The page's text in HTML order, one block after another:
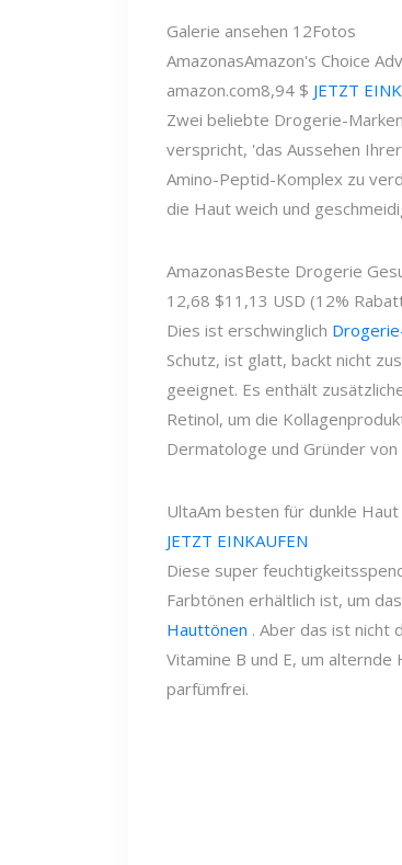
Galerie ansehen 12Fotos
AmazonasAmazon's Choice
amazon.com8,94 $ JETZT
Zwei beliebte Drogerie-
verspricht, 'das Aussehen
Amino-Peptid-Komplex zu
die Haut weich und
AmazonasBeste Drogerie
12,68 $11,13 USD (12%
Dies ist erschwinglich
Schutz, ist glatt, backt nicht
geeignet. Es enthält
Retinol, um die
Dermatologe und Gründer
UltaAm besten für dunkle
JETZT EINKAUFEN
Diese super
Farbtönen erhältlich ist, um
Hauttönen . Aber das ist nicht
Vitamine B und E, um
parfümfrei.